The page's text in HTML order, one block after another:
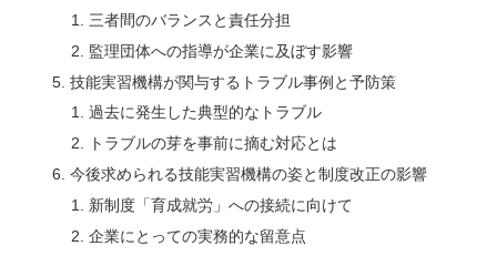
三者間のバランスと責任分担
監理団体への指導が企業に及ぼす影響
技能実習機構が関与するトラブル事例と予防策
過去に発生した典型的なトラブル
トラブルの芽を事前に摘む対応とは
今後求められる技能実習機構の姿と制度改正の影響
新制度「育成就労」への接続に向けて
企業にとっての実務的な留意点